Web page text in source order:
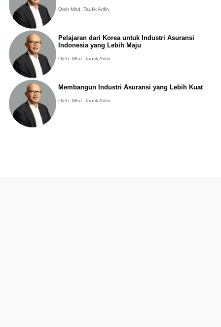
Oleh Mhd. Taufik Arifin,
Pelajaran dari Korea untuk Industri Asuransi
Indonesia yang Lebih Maju
Oleh: Mhd. Taufik Arifin
Membangun Industri Asuransi yang Lebih Kuat
Oleh: Mhd. Taufik Arifin